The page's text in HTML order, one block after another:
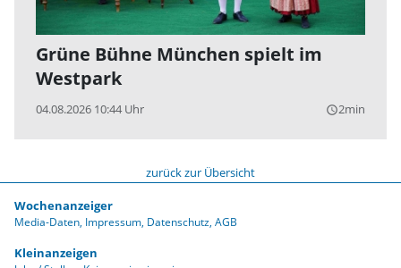
Grüne Bühne München spielt im
Westpark
04.08.2026 10:44 Uhr query_builder2min
zurück zur Übersicht
Wochenanzeiger
Media-Daten Impressum Datenschutz AGB
Kleinanzeigen